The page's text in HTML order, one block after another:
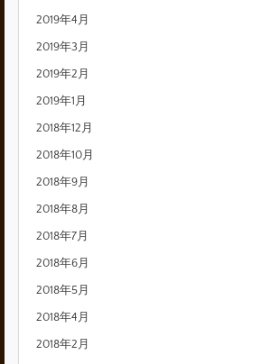
2019年4月
2019年3月
2019年2月
2019年1月
2018年12月
2018年10月
2018年9月
2018年8月
2018年7月
2018年6月
2018年5月
2018年4月
2018年2月